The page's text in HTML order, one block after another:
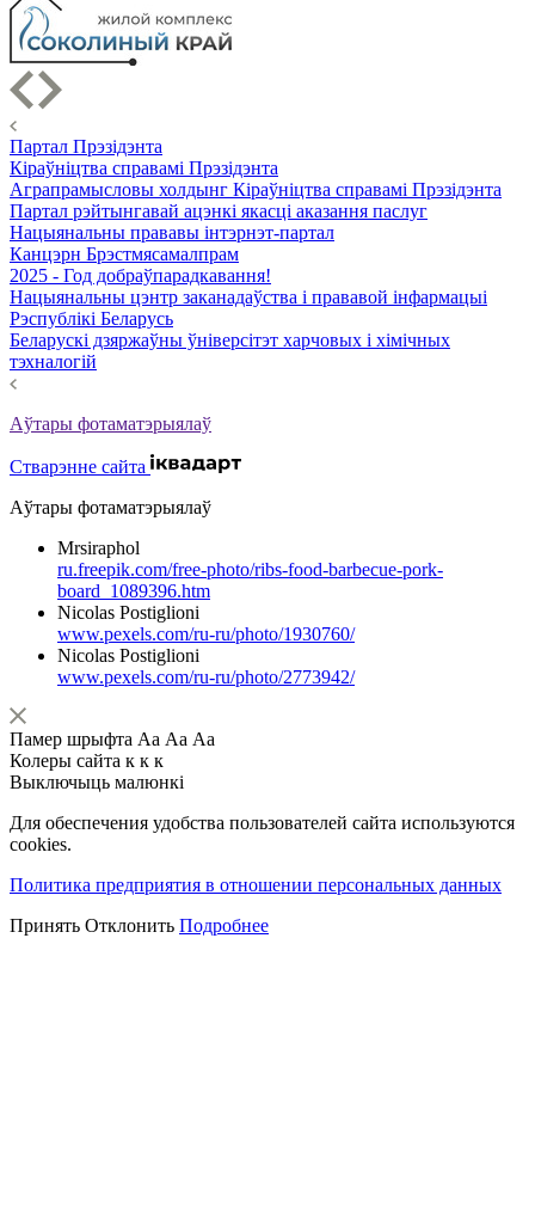
Партал Прэзідэнта
Кіраўніцтва справамі Прэзідэнта
Аграпрамысловы холдынг Кіраўніцтва справамі Прэзідэнта
Партал рэйтынгавай ацэнкі якасці аказання паслуг
Нацыянальны прававы інтэрнэт-партал
Канцэрн Брэстмясамалпрам
2025 - Год добраўпарадкавання!
Нацыянальны цэнтр заканадаўства і прававой інфармацыі
Рэспублікі Беларусь
Беларускі дзяржаўны ўніверсітэт харчовых і хімічных
тэхналогій
Аўтары фотаматэрыялаў
Стварэнне сайта
Аўтары фотаматэрыялаў
Mrsiraphol
ru.freepik.com/free-photo/ribs-food-barbecue-pork-
board_1089396.htm
Nicolas Postiglioni
www.pexels.com/ru-ru/photo/1930760/
Nicolas Postiglioni
www.pexels.com/ru-ru/photo/2773942/
Памер шрыфта Аа Аа Аа
Колеры сайта к к к
Выключыць малюнкі
Для обеспечения удобства пользователей сайта используются
cookies.
Политика предприятия в отношении персональных данных
Принять Отклонить Подробнее